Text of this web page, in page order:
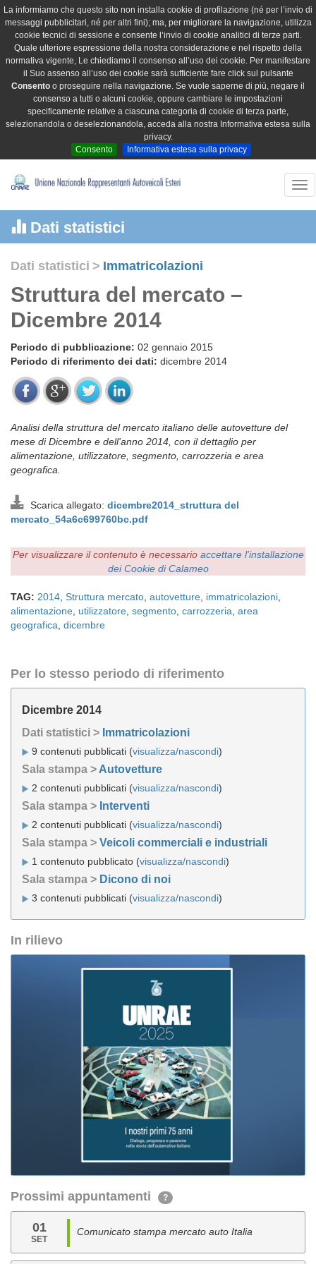
La informiamo che questo sito non installa cookie di profilazione (né per l’invio di
messaggi pubblicitari, né per altri fini); ma, per migliorare la navigazione, utilizza
cookie tecnici di sessione e consente l’invio di cookie analitici di terze parti.
Quale ulteriore espressione della nostra considerazione e nel rispetto della
normativa vigente, Le chiediamo il consenso all’uso dei cookie. Per manifestare
il Suo assenso all’uso dei cookie sarà sufficiente fare click sul pulsante
Consento o proseguire nella navigazione. Se vuole saperne di più, negare il
consenso a tutti o alcuni cookie, oppure cambiare le impostazioni
specificamente relative a ciascuna categoria di cookie di terza parte,
selezionandola o deselezionandola, acceda alla nostra Informativa estesa sulla
privacy.
Consento
Informativa estesa sulla privacy
Dati statistici
Dati statistici > Immatricolazioni
Struttura del mercato –
Dicembre 2014
Periodo di pubblicazione: 02 gennaio 2015
Periodo di riferimento dei dati: dicembre 2014
Analisi della struttura del mercato italiano delle autovetture del
mese di Dicembre e dell'anno 2014, con il dettaglio per
alimentazione, utilizzatore, segmento, carrozzeria e area
geografica.
Scarica allegato: dicembre2014_struttura del
mercato_54a6c699760bc.pdf
Per visualizzare il contenuto è necessario accettare l'installazione
dei Cookie di Calameo
TAG: 2014 Struttura mercato autovetture immatricolazioni
alimentazione utilizzatore segmento carrozzeria area
geografica dicembre
Per lo stesso periodo di riferimento
Dicembre 2014
Dati statistici > Immatricolazioni
9 contenuti pubblicati (visualizza/nascondi)
Sala stampa > Autovetture
2 contenuti pubblicati (visualizza/nascondi)
Sala stampa > Interventi
2 contenuti pubblicati (visualizza/nascondi)
Sala stampa > Veicoli commerciali e industriali
1 contenuto pubblicato (visualizza/nascondi)
Sala stampa > Dicono di noi
3 contenuti pubblicati (visualizza/nascondi)
In rilievo
Prossimi appuntamenti ?
01
SET
Comunicato stampa mercato auto Italia